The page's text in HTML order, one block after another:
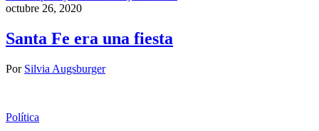
octubre 26, 2020
Santa Fe era una fiesta
Por Silvia Augsburger
Política